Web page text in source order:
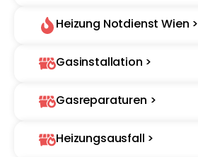
Heizung Notdienst Wien >
Gasinstallation >
Gasreparaturen >
Heizungsausfall >